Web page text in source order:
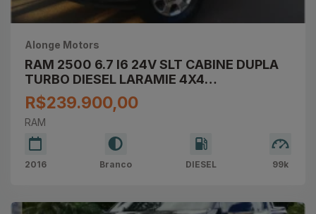
Alonge Motors
RAM 2500 6.7 I6 24V SLT CABINE DUPLA
TURBO DIESEL LARAMIE 4X4
AUTOMÁTICO
R$239.900,00
RAM
2016 Branco DIESEL 99k